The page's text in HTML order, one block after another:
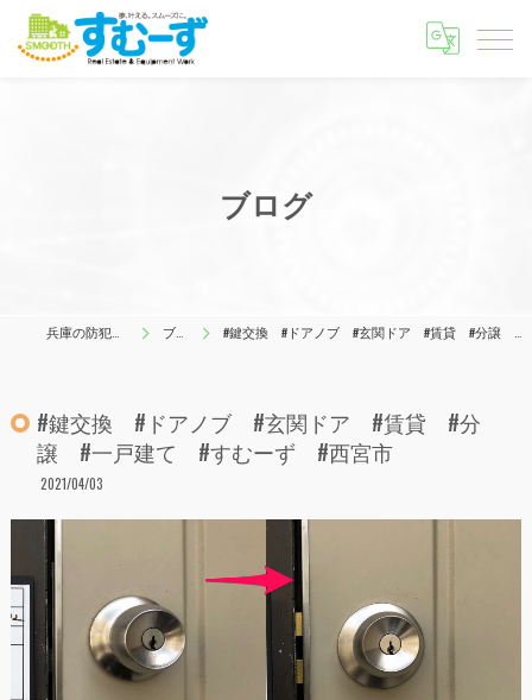
ブログ
兵庫の防犯はすむーず ブログ #鍵交換 #ドアノブ #玄関ドア #賃貸 #分譲 #一戸建て #すむーず #西宮市
#鍵交換 #ドアノブ #玄関ドア #賃貸 #分
譲 #一戸建て #すむーず #西宮市
2021/04/03